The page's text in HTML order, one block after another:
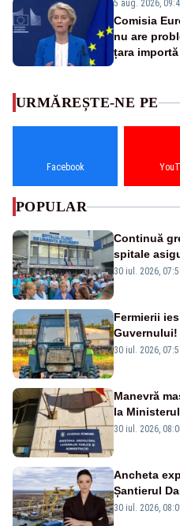
5 aug. 2026,
Comisia
nu are
țara
URMĂREȘTE-NE PE
Facebook
POPULAR
Continuă
spitale
30 iul. 2026,
Fermierii
Guvernului!
30 iul. 2026,
Manevră
la
ies în stradă
30 iul. 2026,
Ancheta
Șantierul
scufundă
30 iul. 2026,